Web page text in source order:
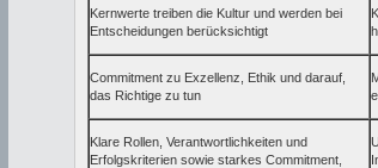
Kernwerte treiben die Kultur und werden bei
Entscheidungen berücksichtigt
Commitment zu Exzellenz, Ethik und darauf,
das Richtige zu tun
Klare Rollen, Verantwortlichkeiten und
Erfolgskriterien sowie starkes Commitment,